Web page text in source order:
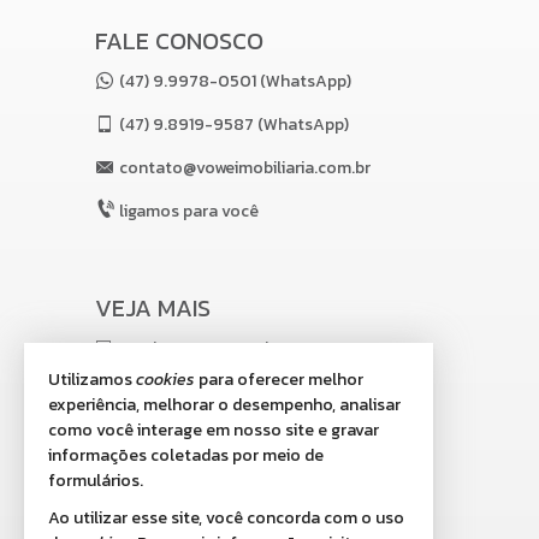
TV a Cabo
Infra para Ar Split
Andar Alto
Acabamento em Gesso
Área de Serviço
Sacada com Churrasqueira
Sala de Jantar
Características do Empreendimento
Sala de Jogos
Piscina
Portaria 24h
Portão Eletrônico
Playground
Brinquedoteca
Piscina Infantil
Câmeras de Segurança
FALE CONOSCO
(47) 9.9978-0501 (WhatsApp)
(47)9.8919-9587 (WhatsApp)
contato@voweimobiliaria.com.br
ligamos para você
VEJA MAIS
receba nosso newsletter
indicadores financeiros
cadastre seu imóvel
imóveis favoritos
mapa de imóveis
Utilizamoscookies para oferecer melhor
experiência, melhorar o desempenho, analisar
como você interage em nosso site e gravar
informações coletadas por meio de
formulários.
Ao utilizar esse site, você concorda com o uso